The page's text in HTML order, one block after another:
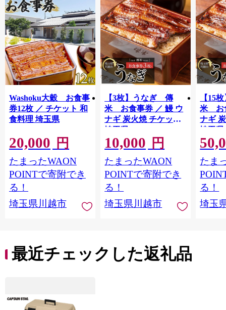
Washoku大穀 お食事
券12枚 ／ チケット 和
食料理 埼玉県
20,000 円
たまったWAON
POINTで寄附でき
る！
埼玉県川越市
【3枚】うなぎ 傳
米 お食事券 ／ 鰻 ウ
ナギ 炭火焼 チケット
埼玉県
10,000 円
たまったWAON
POINTで寄附でき
る！
埼玉県川越市
【15
米 お
ナギ
埼玉県
たま
る！
埼玉
最近チェックした返礼品